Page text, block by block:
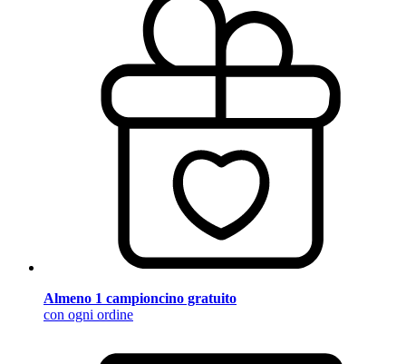
Almeno 1 campioncino gratuito
con ogni ordine